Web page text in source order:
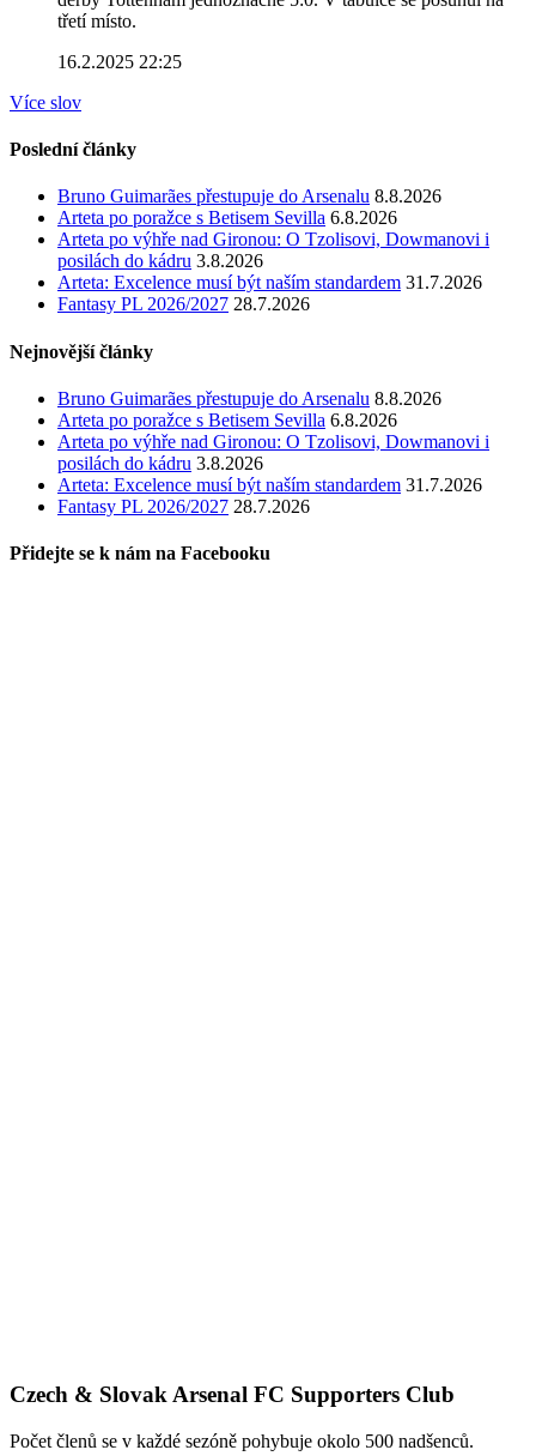
třetí místo.
16.2.2025 22:25
Více slov
Poslední články
Bruno Guimarães přestupuje do Arsenalu 8.8.2026
Arteta po poražce s Betisem Sevilla 6.8.2026
Arteta po výhře nad Gironou: O Tzolisovi, Dowmanovi i
posilách do kádru 3.8.2026
Arteta: Excelence musí být naším standardem 31.7.2026
Fantasy PL 2026/2027 28.7.2026
Nejnovější články
Bruno Guimarães přestupuje do Arsenalu 8.8.2026
Arteta po poražce s Betisem Sevilla 6.8.2026
Arteta po výhře nad Gironou: O Tzolisovi, Dowmanovi i
posilách do kádru 3.8.2026
Arteta: Excelence musí být naším standardem 31.7.2026
Fantasy PL 2026/2027 28.7.2026
Přidejte se k nám na Facebooku
Czech & Slovak Arsenal FC Supporters Club
Počet členů se v každé sezóně pohybuje okolo 500 nadšenců.